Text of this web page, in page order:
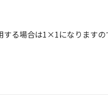
る場合は1×1になりますの